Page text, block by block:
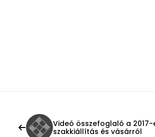
Videó összefoglaló a
szakkiállítás és vásárról